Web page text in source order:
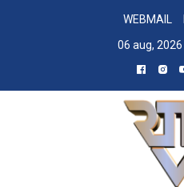
WEBMAIL
06 aug, 2026